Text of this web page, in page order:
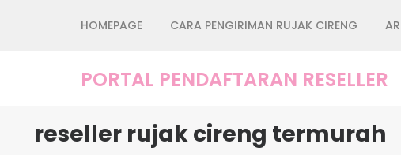
HOMEPAGE CARA PENGIRIMAN RUJAK CIRENG
PORTAL PENDAFTARAN RESELLER
reseller rujak cireng termurah